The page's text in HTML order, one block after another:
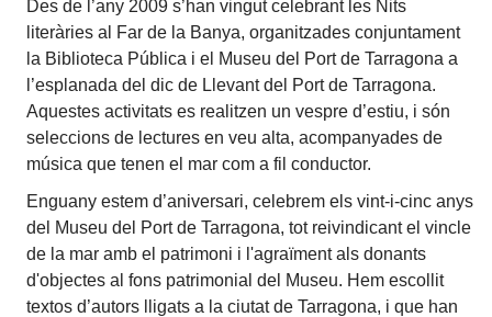
Des de l’any 2009 s’han vingut celebrant les Nits
literàries al Far de la Banya, organitzades conjuntament
la Biblioteca Pública i el Museu del Port de Tarragona a
l’esplanada del dic de Llevant del Port de Tarragona.
Aquestes activitats es realitzen un vespre d’estiu, i són
seleccions de lectures en veu alta, acompanyades de
música que tenen el mar com a fil conductor.
Enguany estem d’aniversari, celebrem els vint-i-cinc anys
del Museu del Port de Tarragona, tot reivindicant el vincle
de la mar amb el patrimoni i l'agraïment als donants
d'objectes al fons patrimonial del Museu. Hem escollit
textos d’autors lligats a la ciutat de Tarragona, i que han